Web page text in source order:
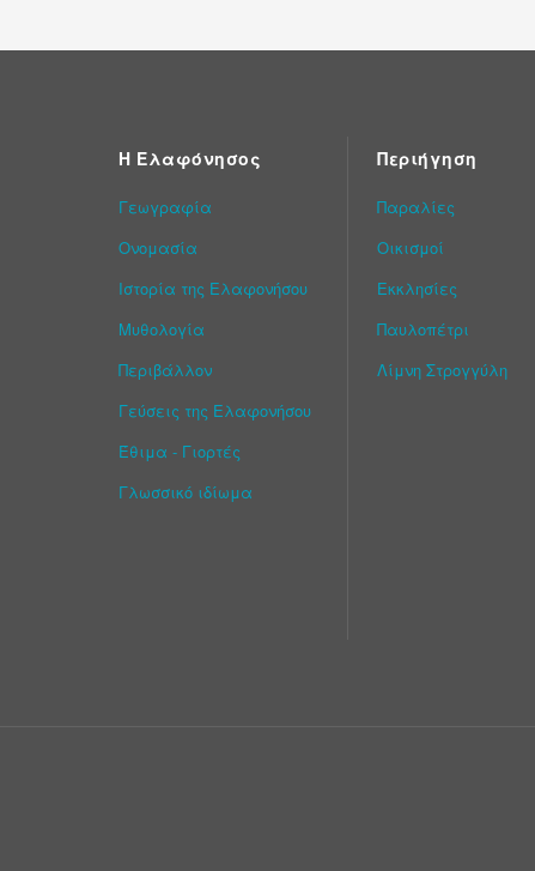
Η Ελαφόνησος
Γεωγραφία
Ονομασία
Ιστορία της Ελαφονήσου
Μυθολογία
Περιβάλλον
Γεύσεις της Ελαφονήσου
Έθιμα - Γιορτές
Γλωσσικό ιδίωμα
Περιήγηση
Παραλίες
Οικισμοί
Εκκλησίες
Παυλοπέτρι
Λίμνη Στρογγύλη